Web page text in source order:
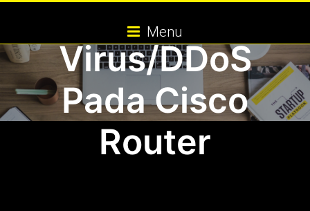
content
Menu
Memblok Trafik
Virus/DDoS
Pada Cisco
Router